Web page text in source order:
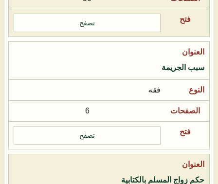
تصفح
سبب الجريمة
فقه
6
تصفح
حكم زواج المسلم بالكتابية